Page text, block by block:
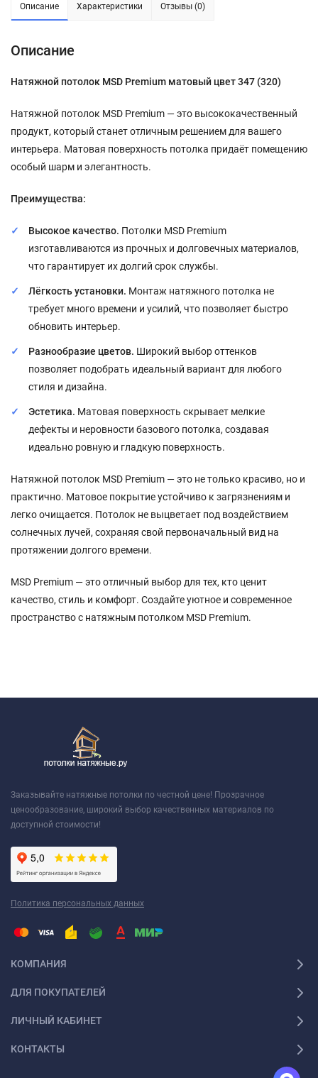
Описание Характеристики Отзывы (0)
Описание
Натяжной потолок MSD Premium матовый цвет 347 (320)
Натяжной потолок MSD Premium — это высококачественный
продукт, который станет отличным решением для вашего
интерьера. Матовая поверхность потолка придаёт помещению
особый шарм и элегантность.
Преимущества:
Высокое качество. Потолки MSD Premium
изготавливаются из прочных и долговечных материалов,
что гарантирует их долгий срок службы.
Лёгкость установки. Монтаж натяжного потолка не
требует много времени и усилий, что позволяет быстро
обновить интерьер.
Разнообразие цветов. Широкий выбор оттенков
позволяет подобрать идеальный вариант для любого
стиля и дизайна.
Эстетика. Матовая поверхность скрывает мелкие
дефекты и неровности базового потолка, создавая
идеально ровную и гладкую поверхность.
Натяжной потолок MSD Premium — это не только красиво, но и
практично. Матовое покрытие устойчиво к загрязнениям и
легко очищается. Потолок не выцветает под воздействием
солнечных лучей, сохраняя свой первоначальный вид на
протяжении долгого времени.
MSD Premium — это отличный выбор для тех, кто ценит
качество, стиль и комфорт. Создайте уютное и современное
пространство с натяжным потолком MSD Premium.
Заказывайте натяжные потолки по честной цене! Прозрачное
ценообразование, широкий выбор качественных материалов по
доступной стоимости!
Политика персональных данных
КОМПАНИЯ
ДЛЯ ПОКУПАТЕЛЕЙ
ЛИЧНЫЙ КАБИНЕТ
КОНТАКТЫ